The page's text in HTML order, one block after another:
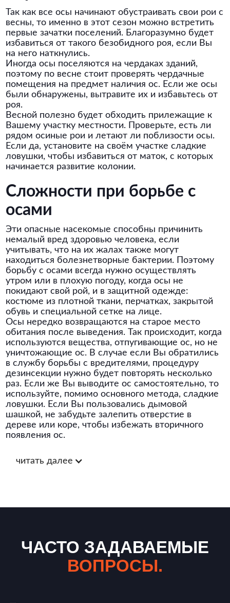
Так как все осы начинают обустраивать свои рои с
весны, то именно в этот сезон можно встретить
первые зачатки поселений. Благоразумно будет
избавиться от такого безобидного роя, если Вы
на него наткнулись.
Иногда осы поселяются на чердаках зданий,
поэтому по весне стоит проверять чердачные
помещения на предмет наличия ос. Если же осы
были обнаружены, вытравите их и избавьтесь от
роя.
Весной полезно будет обходить прилежащие к
Вашему участку местности. Проверьте, есть ли
рядом осиные рои и летают ли поблизости осы.
Если да, установите на своём участке сладкие
ловушки, чтобы избавиться от маток, с которых
начинается развитие колонии.
Сложности при борьбе с
осами
Эти опасные насекомые способны причинить
немалый вред здоровью человека, если
учитывать, что на их жалах также могут
находиться болезнетворные бактерии. Поэтому
борьбу с осами всегда нужно осуществлять
утром или в плохую погоду, когда осы не
покидают свой рой, и в защитной одежде:
костюме из плотной ткани, перчатках, закрытой
обувь и специальной сетке на лице.
Осы нередко возвращаются на старое место
обитания после выведения. Так происходит, когда
используются вещества, отпугивающие ос, но не
уничтожающие ос. В случае если Вы обратились
в службу борьбы с вредителями, процедуру
дезинсекции нужно будет повторять несколько
раз. Если же Вы выводите ос самостоятельно, то
используйте, помимо основного метода, сладкие
ловушки. Если Вы пользовались дымовой
шашкой, не забудьте залепить отверстие в
дереве или коре, чтобы избежать вторичного
появления ос.
читать далее
ЧАСТО ЗАДАВАЕМЫЕ
ВОПРОСЫ.